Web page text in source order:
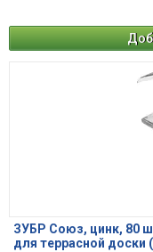
ЗУБР Союз, цинк, 80
для террасной доски